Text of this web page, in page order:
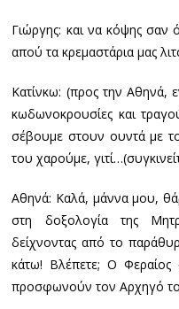
Γιώργης: και να κόψης σαν
απού τα κρεμαστάρια μας
Κατίνκω: (προς την Αθηνά,
κωδωνοκρουσίες και
σέβουμε στουν ουντά με
του χαρούμε,
Αθηνά: Καλά, μάννα μου,
στη δοξολογία της
δείχνοντας από το
κάτω! Βλέπετε; Ο Φεραίος
προσφωνούν τον Αρχηγό